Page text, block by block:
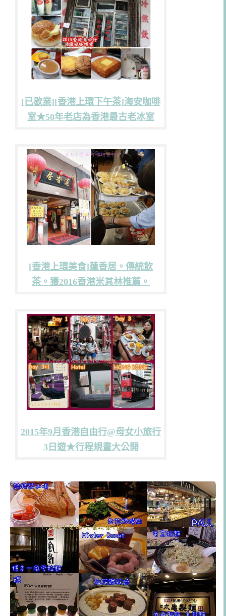
[已歇業][香港上環下午茶]海安咖啡
室★50年老店為香港最古老冰室
[香港上環美食]蓮香居。傳統飲
茶。獲2016香港米其林推薦。
2015年9月香港自由行@母女小旅行
3日遊★行程規畫大公開